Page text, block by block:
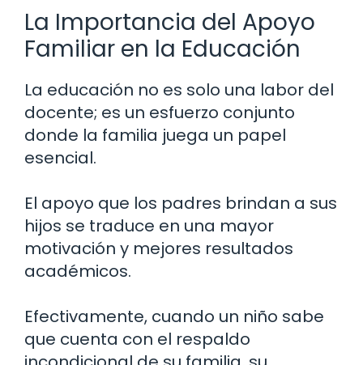
La Importancia del Apoyo
Familiar en la Educación
La educación no es solo una labor del
docente; es un esfuerzo conjunto
donde la familia juega un papel
esencial.
El apoyo que los padres brindan a sus
hijos se traduce en una mayor
motivación y mejores resultados
académicos.
Efectivamente, cuando un niño sabe
que cuenta con el respaldo